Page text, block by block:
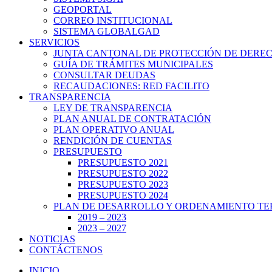
GEOPORTAL
CORREO INSTITUCIONAL
SISTEMA GLOBALGAD
SERVICIOS
JUNTA CANTONAL DE PROTECCIÓN DE
GUÍA DE TRÁMITES MUNICIPALES
CONSULTAR DEUDAS
RECAUDACIONES: RED FACILITO
TRANSPARENCIA
LEY DE TRANSPARENCIA
PLAN ANUAL DE CONTRATACIÓN
PLAN OPERATIVO ANUAL
RENDICIÓN DE CUENTAS
PRESUPUESTO
PRESUPUESTO 2021
PRESUPUESTO 2022
PRESUPUESTO 2023
PRESUPUESTO 2024
PLAN DE DESARROLLO Y ORDENAMIENTO
2019 – 2023
2023 – 2027
NOTICIAS
CONTÁCTENOS